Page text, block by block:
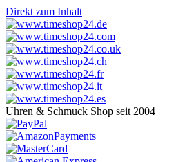
Direkt zum Inhalt
Uhren & Schmuck Shop seit 2004